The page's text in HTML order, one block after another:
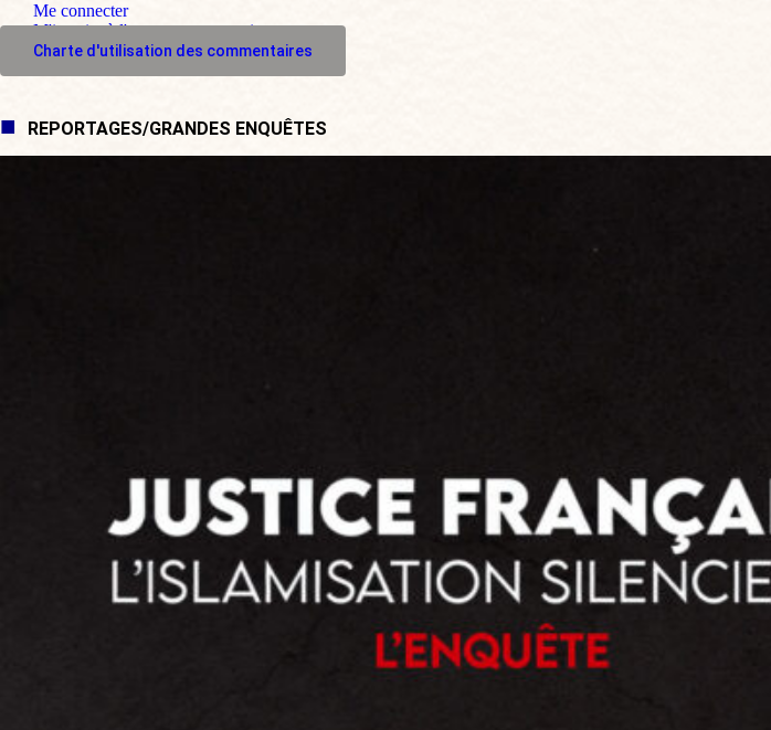
Me connecter
M'inscrire à l'espace commentaire
Charte d'utilisation des commentaires
REPORTAGES/GRANDES ENQUÊTES